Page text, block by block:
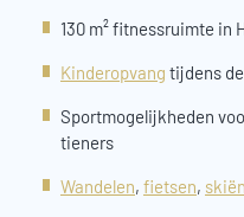
130 m² fitnessruimte in
Kinderopvang tijdens
Sportmogelijkheden
tieners
Wandelen, fietsen, skiën